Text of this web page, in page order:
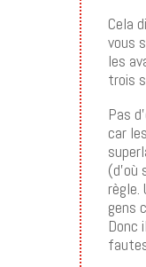
Cela
vous
les
trois
Pas
car
(d’où
règle.
gens
Donc